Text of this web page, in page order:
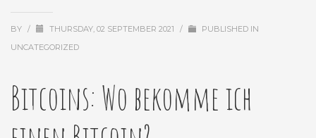
BY / THURSDAY, 02 SEPTEMBER 2021 /
PUBLISHED IN
UNCATEGORIZED
Bitcoins: Wo bekomme ich